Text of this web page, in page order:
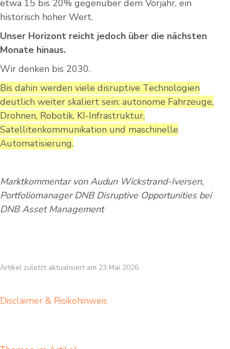
etwa 15 bis 20% gegenüber dem Vorjahr, ein
historisch hoher Wert.
Unser Horizont reicht jedoch über die nächsten
Monate hinaus.
Wir denken bis 2030.
Bis dahin werden viele disruptive Technologien
deutlich weiter skaliert sein: autonome Fahrzeuge,
Drohnen, Robotik, KI-Infrastruktur,
Satellitenkommunikation und maschinelle
Automatisierung.
Marktkommentar von Audun Wickstrand-Iversen,
Portfoliomanager DNB Disruptive Opportunities bei
DNB Asset Management
Artikel zuletzt aktualisiert am 23 Mai 2026
Disclaimer & Risikohinweis